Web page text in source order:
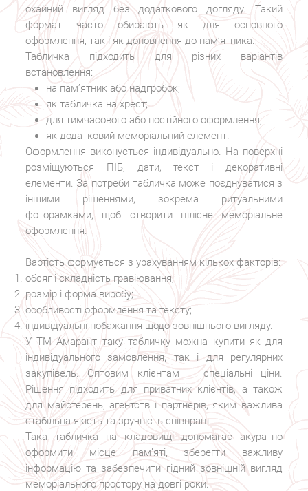
охайний вигляд без додаткового догляду. Такий
формат часто обирають як для основного
оформлення, так і як доповнення до пам’ятника.
Табличка підходить для різних варіантів
встановлення:
на пам’ятник або надгробок;
як табличка на хрест;
для тимчасового або постійного оформлення;
як додатковий меморіальний елемент.
Оформлення виконується індивідуально. На поверхні
розміщуються ПІБ, дати, текст і декоративні
елементи. За потреби табличка може поєднуватися з
іншими рішеннями, зокрема ритуальними
фоторамками, щоб створити цілісне меморіальне
оформлення.
Вартість формується з урахуванням кількох факторів:
обсяг і складність гравіювання;
розмір і форма виробу;
особливості оформлення та тексту;
індивідуальні побажання щодо зовнішнього вигляду.
У ТМ Амарант таку табличку можна купити як для
індивідуального замовлення, так і для регулярних
закупівель. Оптовим клієнтам – спеціальні ціни.
Рішення підходить для приватних клієнтів, а також
для майстерень, агентств і партнерів, яким важлива
стабільна якість та зручність співпраці.
Така табличка на кладовищі допомагає акуратно
оформити місце пам’яті, зберегти важливу
інформацію та забезпечити гідний зовнішній вигляд
меморіального простору на довгі роки.